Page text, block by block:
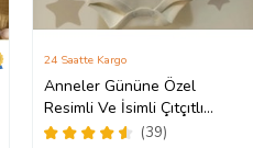
Anneler Gününe Özel
Resimli Ve İsimli Çıtçıtlı
Bebek Body B29
(39)
24 Saatte Kargo